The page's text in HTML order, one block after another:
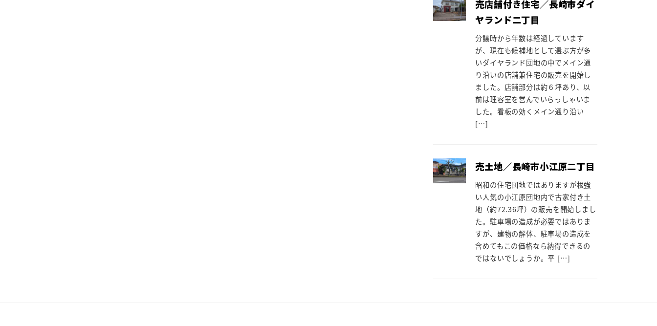
売店舗付き住宅／長崎市ダイ
ヤランド二丁目
分譲時から年数は経過しています
が、現在も候補地として選ぶ方が多
いダイヤランド団地の中でメイン通
り沿いの店舗兼住宅の販売を開始し
ました。店舗部分は約６坪あり、以
前は理容室を営んでいらっしゃいま
した。看板の効くメイン通り沿い
[…]
売土地／長崎市小江原二丁目
昭和の住宅団地ではありますが根強
い人気の小江原団地内で古家付き土
地（約72.36坪）の販売を開始しまし
た。駐車場の造成が必要ではありま
すが、建物の解体、駐車場の造成を
含めてもこの価格なら納得できるの
ではないでしょうか。平 […]